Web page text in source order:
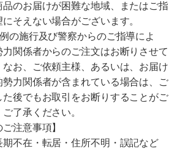
のお届けが困難な地域、またはご指
そえない場合がございます。
の施行及び警察からのご指導によ
力関係者からのご注文はお断りさせて
お、ご依頼主様、あるいは、お届け
勢力関係者が含まれている場合は、ご
後でもお取引をお断りすることがご
了承ください。
注意事項】
期不在・転居・住所不明・誤記など